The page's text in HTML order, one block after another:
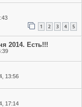
1 2 3 4 5
2014. Есть!!!
13:56
17:14